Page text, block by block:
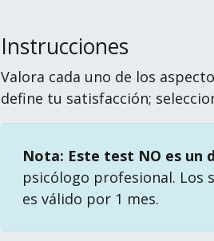
Instrucciones
Valora cada uno de los
define tu satisfacción;
Nota: Este test NO es un
psicólogo profesional. Los
es válido por 1 mes.